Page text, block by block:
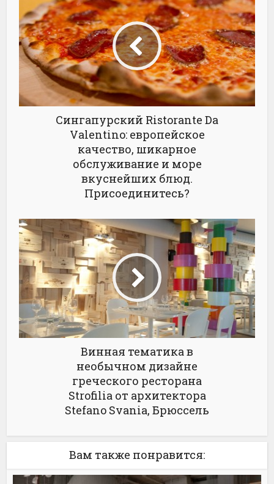
Сингапурский Ristorante Da
Valentino: европейское
качество, шикарное
обслуживание и море
вкуснейших блюд.
Присоединитесь?
Винная тематика в
необычном дизайне
греческого ресторана
Strofilia от архитектора
Stefano Svania, Брюссель
Вам также понравится: